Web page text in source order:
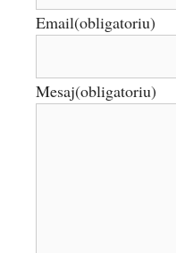
Email(obligatoriu)
Mesaj(obligatoriu)